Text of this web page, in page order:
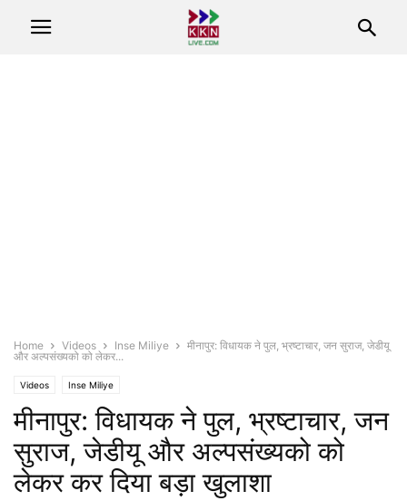
Home Videos Inse Miliye
मीनापुर: विधायक ने पुल, भ्रष्टाचार, जन सुराज, जेडीयू
और अल्पसंख्यको को लेकर...
Videos Inse Miliye
मीनापुर: विधायक ने पुल, भ्रष्टाचार, जन
सुराज, जेडीयू और अल्पसंख्यको को
लेकर कर दिया बड़ा खुलाशा